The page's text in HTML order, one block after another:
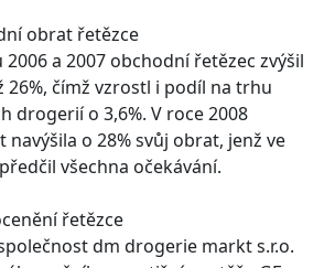
obrat řetězce
a 2007 obchodní řetězec zvýšil
26%, čímž vzrostl i podíl na trhu
drogerií o 3,6%. V roce 2008
o 28% svůj obrat, jenž ve
všechna očekávání.
řetězce
dm drogerie markt s.r.o.